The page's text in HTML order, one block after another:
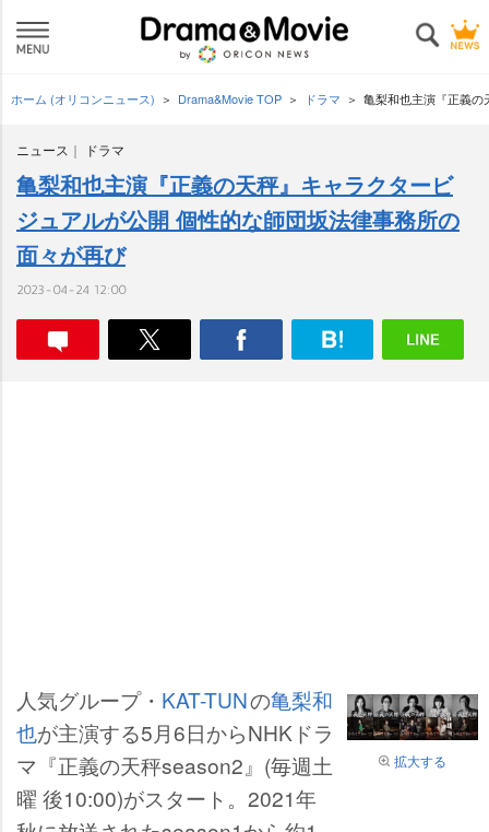
ホーム (オリコンニュース) Drama&Movie TOP ドラマ 亀梨和也主演『正義の
ニュース ドラマ
亀梨和也主演『正義の天秤』キャラクタービ
ジュアルが公開 個性的な師団坂法律事務所の
面々が再び
2023-04-24 12:00
拡大する
人気グループ・ KAT-TUNの亀梨和
也が主演する5月6日からNHKドラ
マ『正義の天秤season2』(毎週土
曜 後10:00)がスタート。2021年